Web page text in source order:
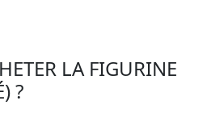
LA FIGURINE
?